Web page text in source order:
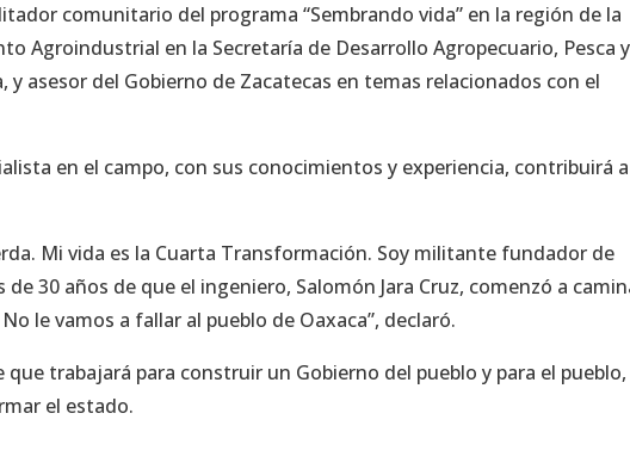
comunitario del programa “Sembrando vida” en la región de la
Agroindustrial en la Secretaría de Desarrollo Agropecuario, Pesca y
y asesor del Gobierno de Zacatecas en temas relacionados con el
en el campo, con sus conocimientos y experiencia, contribuirá
Mi vida es la Cuarta Transformación. Soy militante fundador de
de 30 años de que el ingeniero, Salomón Jara Cruz, comenzó a
le vamos a fallar al pueblo de Oaxaca”, declaró.
trabajará para construir un Gobierno del pueblo y para el pueblo,
el estado.